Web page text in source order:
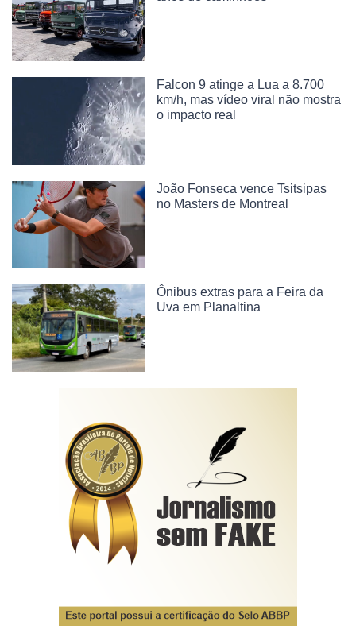
Falcon 9 atinge a Lua a 8.700
km/h, mas vídeo viral não mostra
o impacto real
João Fonseca vence Tsitsipas
no Masters de Montreal
Ônibus extras para a Feira da
Uva em Planaltina